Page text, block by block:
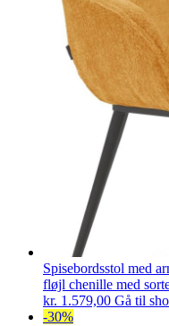
Spisebordsstol med
fløjl chenille med
kr. 1.579,00 Gå til
-30%